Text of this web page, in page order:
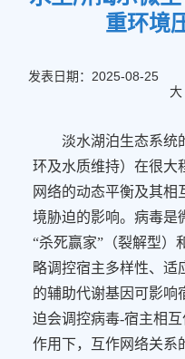
重环境
发表日期：2025-08-25
大
淡水湖泊生态系统
环及水质维持）在很大
网络的动态平衡及其相
境胁迫的影响。病毒是
“杀死赢家”（裂解型）
略调控宿主多样性、适
的辅助代谢基因可影响
迫会调控病毒-宿主相
作用下，互作网络关系